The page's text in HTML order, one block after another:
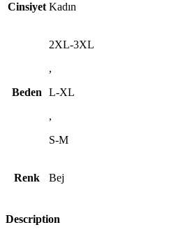
Cinsiyet Kadın
Beden
2XL-3XL
,
L-XL
,
S-M
Renk Bej
Description